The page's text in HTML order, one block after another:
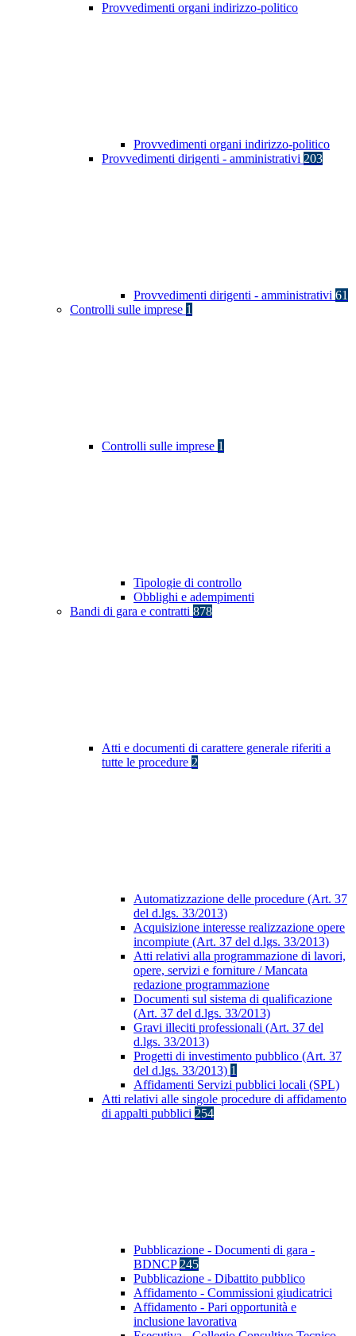
Provvedimenti organi indirizzo-politico
Provvedimenti organi indirizzo-politico
Provvedimenti dirigenti - amministrativi 203
Provvedimenti dirigenti - amministrativi 61
Controlli sulle imprese 1
Controlli sulle imprese 1
Tipologie di controllo
Obblighi e adempimenti
Bandi di gara e contratti 878
Atti e documenti di carattere generale riferiti a
tutte le procedure 2
Automatizzazione delle procedure (Art. 37
del d.lgs. 33/2013)
Acquisizione interesse realizzazione opere
incompiute (Art. 37 del d.lgs. 33/2013)
Atti relativi alla programmazione di lavori,
opere, servizi e forniture / Mancata
redazione programmazione
Documenti sul sistema di qualificazione
(Art. 37 del d.lgs. 33/2013)
Gravi illeciti professionali (Art. 37 del
d.lgs. 33/2013)
Progetti di investimento pubblico (Art. 37
del d.lgs. 33/2013) 1
Affidamenti Servizi pubblici locali (SPL)
Atti relativi alle singole procedure di affidamento
di appalti pubblici 254
Pubblicazione - Documenti di gara -
BDNCP 245
Pubblicazione - Dibattito pubblico
Affidamento - Commissioni giudicatrici
Affidamento - Pari opportunità e
inclusione lavorativa